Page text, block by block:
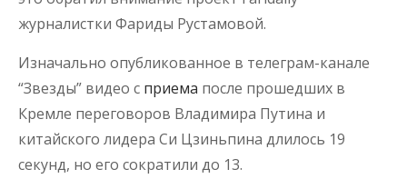
журналистки Фариды Рустамовой.
Изначально опубликованное в телеграм-канале
“Звезды” видео с приема после прошедших в
Кремле переговоров Владимира Путина и
китайского лидера Си Цзиньпина длилось 19
секунд, но его сократили до 13.